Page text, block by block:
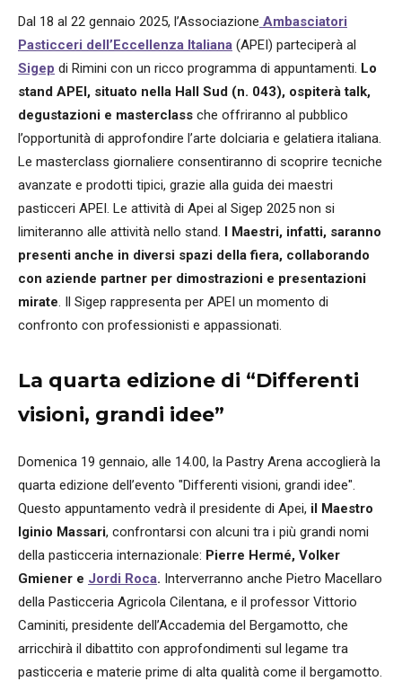
Dal 18 al 22 gennaio 2025, l’Associazione Ambasciatori
Pasticceri dell’Eccellenza Italiana (APEI) parteciperà al
Sigep di Rimini con un ricco programma di appuntamenti. Lo
stand APEI, situato nella Hall Sud (n. 043), ospiterà talk,
degustazioni e masterclass che offriranno al pubblico
l’opportunità di approfondire l’arte dolciaria e gelatiera italiana.
Le masterclass giornaliere consentiranno di scoprire tecniche
avanzate e prodotti tipici, grazie alla guida dei maestri
pasticceri APEI. Le attività di Apei al Sigep 2025 non si
limiteranno alle attività nello stand. I Maestri, infatti, saranno
presenti anche in diversi spazi della fiera, collaborando
con aziende partner per dimostrazioni e presentazioni
mirate. Il Sigep rappresenta per APEI un momento di
confronto con professionisti e appassionati.
La quarta edizione di “Differenti
visioni, grandi idee”
Domenica 19 gennaio, alle 14.00, la Pastry Arena accoglierà la
quarta edizione dell’evento "Differenti visioni, grandi idee".
Questo appuntamento vedrà il presidente di Apei, il Maestro
Iginio Massari, confrontarsi con alcuni tra i più grandi nomi
della pasticceria internazionale: Pierre Hermé, Volker
Gmiener e Jordi Roca. Interverranno anche Pietro Macellaro
della Pasticceria Agricola Cilentana, e il professor Vittorio
Caminiti, presidente dell’Accademia del Bergamotto, che
arricchirà il dibattito con approfondimenti sul legame tra
pasticceria e materie prime di alta qualità come il bergamotto.